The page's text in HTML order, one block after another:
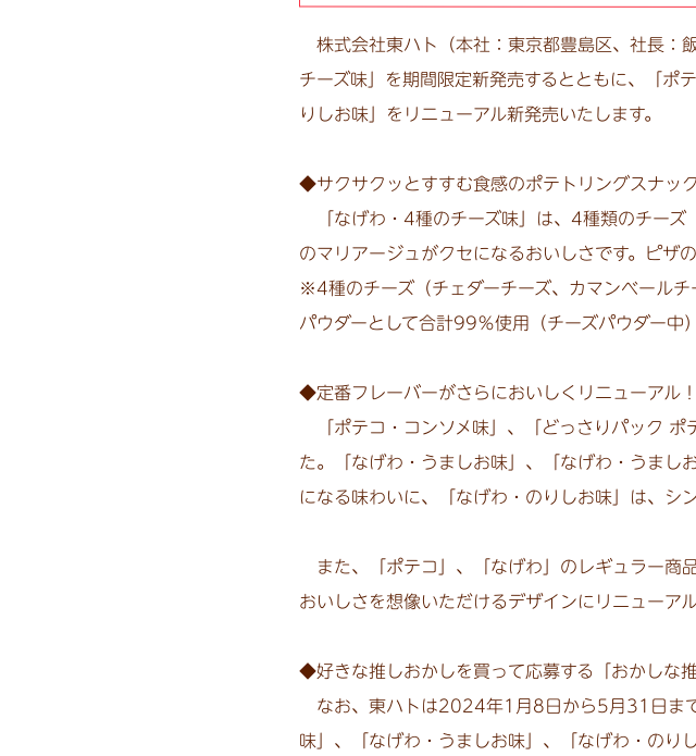
株式会社東ハト（本社：東京都豊島区、社長：
チーズ味」を期間限定新発売するとともに、「ポ
りしお味」をリニューアル新発売いたします。
◆サクサクッとすすむ食感のポテトリングスナッ
「なげわ・4種のチーズ味」は、4種類のチーズ
のマリアージュがクセになるおいしさです。ピザ
※4種のチーズ（チェダーチーズ、カマンベール
パウダーとして合計99％使用（チーズパウダー中）
◆定番フレーバーがさらにおいしくリニューアル！
「ポテコ・コンソメ味」、「どっさりパック ポ
た。「なげわ・うましお味」、「なげわ・うまし
になる味わいに、「なげわ・のりしお味」は、シ
また、「ポテコ」、「なげわ」のレギュラー商
おいしさを想像いただけるデザインにリニューアル
◆好きな推しおかしを買って応募する「おかしな
なお、東ハトは2024年1月8日から5月31日ま
味」、「なげわ・うましお味」、「なげわ・の